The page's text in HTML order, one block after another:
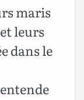
maris
leurs
dans le